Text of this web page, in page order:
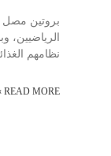
بروتين مصل
الرياضيين،
نظامهم
READ MORE »